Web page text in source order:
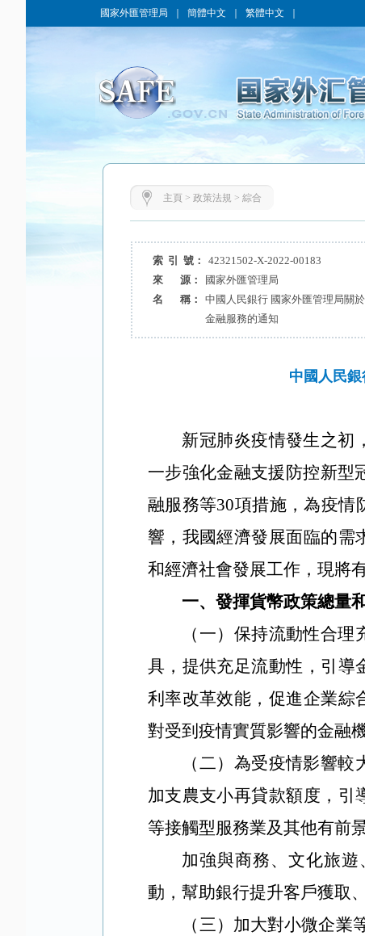
國家外匯管理局 簡體中文 繁體中文
主頁 > 政策法規 > 綜合
索 引 號： 42321502-X-2022-00183
來 源：
國家外匯管理局
名 稱：
中國人民銀行 國家外匯管理局關
金融服務的通知
中國人民
新冠肺炎疫情發生之初
一步強化金融支援防控新型
融服務等30項措施，為疫情
響，我國經濟發展面臨的需
和經濟社會發展工作，現將
一、發揮貨幣政策總量
（一）保持流動性合
具，提供充足流動性，引導
利率改革效能，促進企業綜
對受到疫情實質影響的金融
（二）為受疫情影響
加支農支小再貸款額度，引
等接觸型服務業及其他有前
加強與商務、文化旅
動，幫助銀行提升客戶獲取
（三）加大對小微企